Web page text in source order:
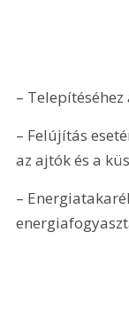
–
– Felújítás
az ajtók és a
–